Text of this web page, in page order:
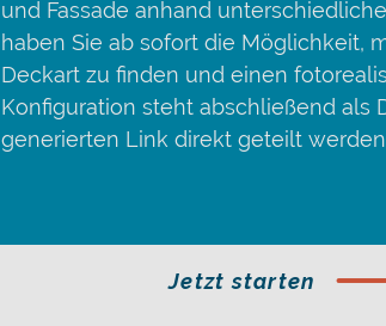
und Fassade anhand
haben Sie ab sofort die Möglichkeit,
Deckart zu finden und einen
Konfiguration steht abschließend als
generierten Link direkt geteilt
Jetzt starten